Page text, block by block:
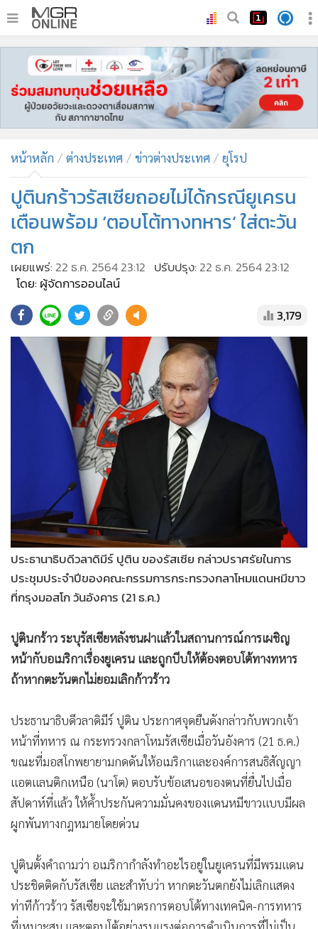
หน้าหลัก
ทันเหตุการณ์
• ภาคใต้
• บันเทิง
ผู้จัดการรายวัน
• คอลัมนิสต์
• ละคร
• CbizReview
• Cyber BIZ
• Good health & Well-being
• Green Innovation & SD
Management & HR
MGR Live
Infographic
ต่างประเทศ
• Special Scoop
• เศรษฐกิจ-ธุรกิจ
• จีน
• ชุมชน-คุณภาพชีวิต
• อาชญากรรม
• เกม
•
วิทยาศาสตร์
• หุ้น
• อินโดจีน
• กองทุนรวม
• Celeb Online
• Factcheck
• ญี่ปุ่น
• Gotomanager
หน้าหลัก ต่างประเทศ ข่าวต่างประเทศ ยุโรป
ปูตินกร้าวรัสเซียถอยไม่ได้กรณียูเครน
เตือนพร้อม ‘ตอบโต้ทางทหาร’ ใส่ตะวัน
ตก
เผยแพร่: 22 ธ.ค. 2564 23:12 ปรับปรุง: 22 ธ.ค. 2564 23:12
โดย: ผู้จัดการออนไลน์
3,179
ประธานาธิบดีวลาดิมีร์ ปูติน ของรัสเซีย กล่าวปราศรัยในการ
ประชุมประจำปีของคณะกรรมการกระทรวงกลาโหมแดนหมีขาว
ที่กรุงมอสโก วันอังคาร (21 ธ.ค.)
ปูตินกร้าว ระบุรัสเซียหลังชนฝาแล้วในสถานการณ์การเผชิญ
หน้ากับอเมริกาเรื่องยูเครน และถูกบีบให้ต้องตอบโต้ทางทหาร
ถ้าหากตะวันตกไม่ยอมเลิกก้าวร้าว
ประธานาธิบดีวลาดิมีร์ ปูติน ประกาศจุดยืนดังกล่าวกับพวกเจ้า
หน้าที่ทหาร ณ กระทรวงกลาโหมรัสเซียเมื่อวันอังคาร (21 ธ.ค.)
ขณะที่มอสโกพยายามกดดันให้อเมริกาและองค์การสนธิสัญญา
แอตแลนติกเหนือ (นาโต) ตอบรับข้อเสนอของตนที่ยื่นไปเมื่อ
สัปดาห์ที่แล้ว ให้ค้ำประกันความมั่นคงของแดนหมีขาวแบบมีผล
ผูกพันทางกฎหมายโดยด่วน
ปูตินตั้งคำถามว่า อเมริกากำลังทำอะไรอยู่ในยูเครนที่มีพรมแดน
ประชิดติดกับรัสเซีย และสำทับว่า หากตะวันตกยังไม่เลิกแสดง
ท่าทีก้าวร้าว รัสเซียจะใช้มาตรการตอบโต้ทางเทคนิค-การทหาร